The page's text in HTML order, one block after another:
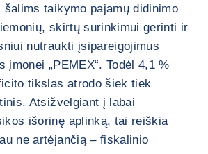
šalims taikymo pajamų didinimo
skirtų surinkimui gerinti ir
nutraukti įsipareigojimus
įmonei „PEMEX“. Todėl 4,1 %
tikslas atrodo šiek tiek
Atsižvelgiant į labai
išorinę aplinką, tai reiškia
ne artėjančią – fiskalinio